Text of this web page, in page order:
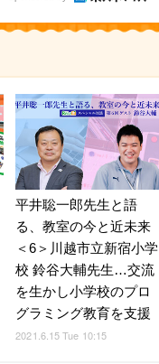
平井聡一郎先生と語
る、教室の今と近未来
＜6＞川越市立新宿小学
校 鈴谷大輔先生…交流
を生かし小学校のプロ
グラミング教育を支援
2021.6.15 Tue 10:15